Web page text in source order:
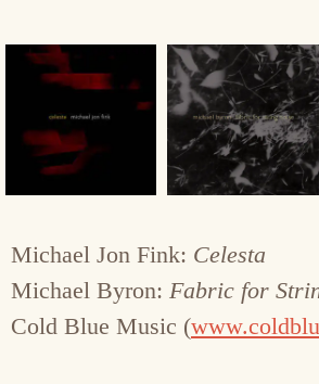
Michael Jon Fink: Celesta
Michael Byron: Fabric for
Cold Blue Music (